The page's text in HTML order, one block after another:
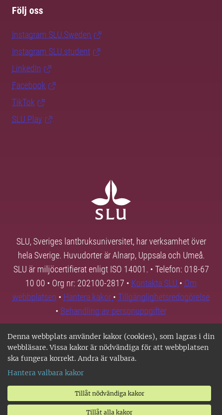
Denna webbplats använder kakor (cookies), som lagras i din
webbläsare. Vissa kakor är nödvändiga för att webbplatsen
ska fungera korrekt. Andra är valbara.
Hantera valbara kakor
Tillåt nödvändiga kakor
Tillåt alla kakor
Följ oss
Instagram SLU.Sweden
Instagram SLU.student
LinkedIn
Facebook
TikTok
SLU Play
SLU, Sveriges lantbruksuniversitet, har verksamhet över
hela Sverige. Huvudorter är Alnarp, Uppsala och Umeå.
SLU är miljöcertifierat enligt ISO 14001. • Telefon: 018-67
10 00 • Org nr: 202100-2817 • Kontakta SLU • Om
webbplatsen • Hantera kakor • Tillgänglighetsredogörelse
• Behandling av personuppgifter